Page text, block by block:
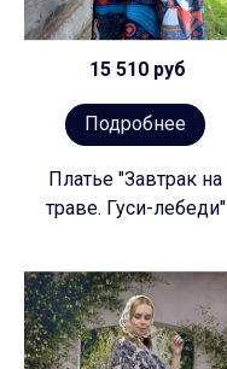
15 510 руб
Подробнее
Платье "Завтрак на
траве. Гуси-лебеди"